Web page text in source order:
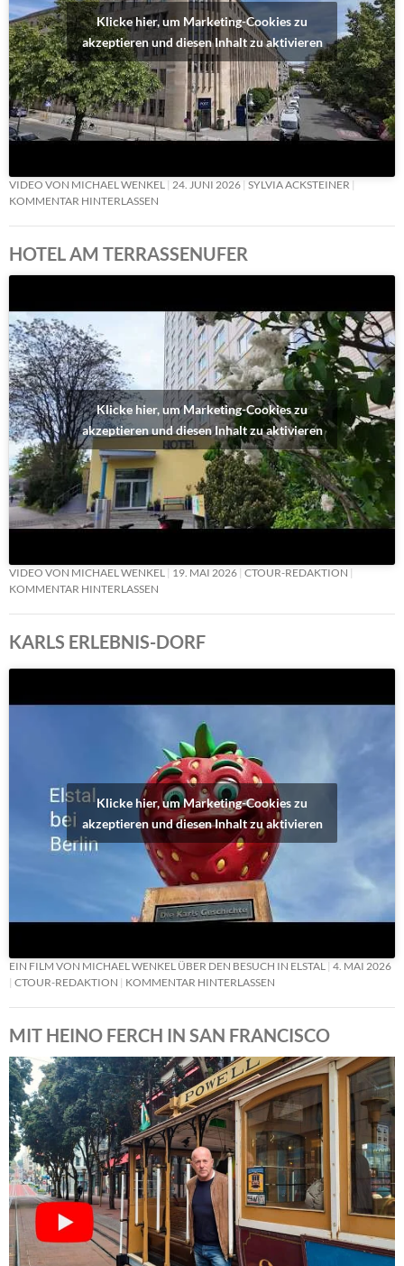
Klicke hier, um Marketing-Cookies zu
akzeptieren und diesen Inhalt zu aktivieren
VIDEO VON MICHAEL WENKEL 24. JUNI 2026 SYLVIA ACKSTEINER
KOMMENTAR HINTERLASSEN
HOTEL AM TERRASSENUFER
Klicke hier, um Marketing-Cookies zu
akzeptieren und diesen Inhalt zu aktivieren
VIDEO VON MICHAEL WENKEL 19. MAI 2026 CTOUR-REDAKTION
KOMMENTAR HINTERLASSEN
KARLS ERLEBNIS-DORF
Klicke hier, um Marketing-Cookies zu
akzeptieren und diesen Inhalt zu aktivieren
EIN FILM VON MICHAEL WENKEL ÜBER DEN BESUCH IN ELSTAL
4. MAI 2026
CTOUR-REDAKTION
KOMMENTAR HINTERLASSEN
MIT HEINO FERCH IN SAN FRANCISCO